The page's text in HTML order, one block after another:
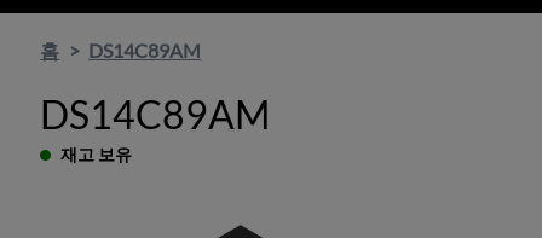
홈 DS14C89AM
DS14C89AM
재고 보유